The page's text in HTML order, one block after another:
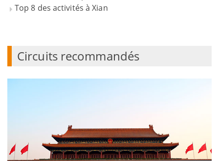
Top 8 des activités à Xian
Circuits recommandés